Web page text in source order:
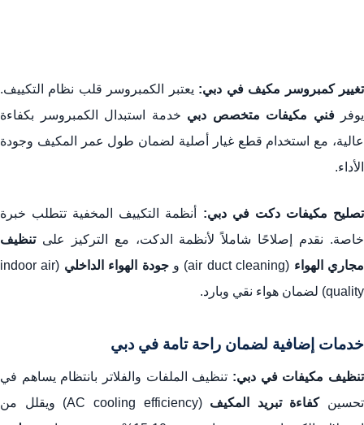
تغيير كمبروسر مكيف في دبي: يعتبر الكمبروسر قلب نظام التكييف.
يوفرفني مكيفات متخصص دبي خدمة استبدال الكمبروسر بكفاءة
عالية، مع استخدام قطع غيار أصلية لضمان طول عمر المكيف وجودة
الأداء.
تصليح مكيفات دكت في دبي: أنظمة التكييف المخفية تتطلب خبرة
خاصة. نقدم إصلاحًا شاملاً لأنظمة الدكت، مع التركيز علىتنظيف
مجاري الهواء (air duct cleaning) و جودة الهواء الداخلي
(indoor air
quality) لضمان هواء نقي وبارد.
خدمات إضافية لضمان راحة تامة في دبي
تنظيف مكيفات في دبي: تنظيف الملفات والفلاتر بانتظام يساهم في
تحسينكفاءة تبريد المكيف
(AC cooling efficiency) ويقلل من